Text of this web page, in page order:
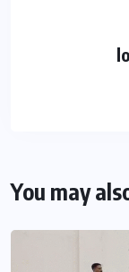
You may